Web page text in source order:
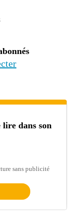
dans son
sans publicité